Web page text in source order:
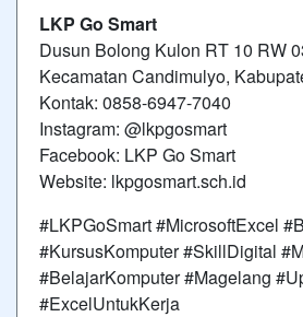
LKP Go Smart
Dusun Bolong Kulon RT 10 RW
Kecamatan Candimulyo,
Kontak: 0858-6947-7040
Instagram: @lkpgosmart
Facebook: LKP Go Smart
Website: lkpgosmart.sch.id
#LKPGoSmart #MicrosoftExcel
#KursusKomputer #SkillDigital
#BelajarKomputer #Magelang
#ExcelUntukKerja